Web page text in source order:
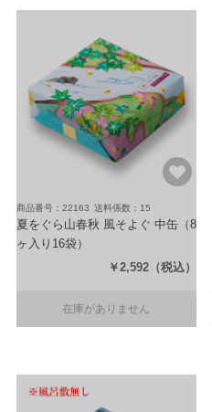
商品番号：22163 送料係数：15
夏をぐら山春秋 風そよぐ 中缶（8
ヶ入り16袋）
￥2,592 （税込）
在庫がありません